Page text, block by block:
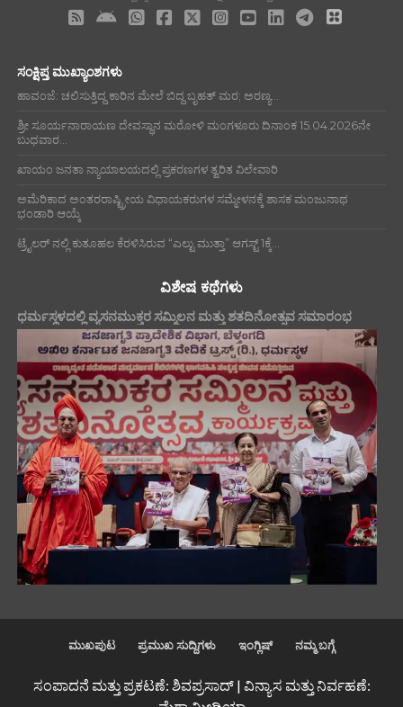
ಸಂಕ್ಷಿಪ್ತ ಮುಖ್ಯಾಂಶಗಳು
ಹಾವಂಜೆ: ಚಲಿಸುತ್ತಿದ್ದ ಕಾರಿನ ಮೇಲೆ ಬಿದ್ದ ಬೃಹತ್ ಮರ; ಅರಣ್ಯ...
ಶ್ರೀ ಸೂರ್ಯನಾರಾಯಣ ದೇವಸ್ಥಾನ ಮರೋಳಿ ಮಂಗಳೂರು ದಿನಾಂಕ 15.04.2026ನೇ
ಬುಧವಾರ...
ಖಾಯಂ ಜನತಾ ನ್ಯಾಯಾಲಯದಲ್ಲಿ ಪ್ರಕರಣಗಳ ತ್ವರಿತ ವಿಲೇವಾರಿ
ಅಮೆರಿಕಾದ ಅಂತರರಾಷ್ಟ್ರೀಯ ವಿಧಾಯಕರುಗಳ ಸಮ್ಮೇಳನಕ್ಕೆ ಶಾಸಕ ಮಂಜುನಾಥ
ಭಂಡಾರಿ ಆಯ್ಕೆ
ಟ್ರೈಲರ್ ನಲ್ಲಿ ಕುತೂಹಲ ಕೆರಳಿಸಿರುವ “ಎಲ್ಟು ಮುತ್ತಾ” ಆಗಸ್ಟ್ 1ಕ್ಕೆ...
ವಿಶೇಷ ಕಥೆಗಳು
ಧರ್ಮಸ್ಥಳದಲ್ಲಿ ವ್ಯಸನಮುಕ್ತರ ಸಮ್ಮಿಲನ ಮತ್ತು ಶತದಿನೋತ್ಸವ ಸಮಾರಂಭ
ಮುಖಪುಟ ಪ್ರಮುಖ ಸುದ್ದಿಗಳು ಇಂಗ್ಲಿಷ್ ನಮ್ಮ ಬಗ್ಗೆ
ಸಂಪಾದನೆ ಮತ್ತು ಪ್ರಕಟಣೆ: ಶಿವಪ್ರಸಾದ್ | ವಿನ್ಯಾಸ ಮತ್ತು ನಿರ್ವಹಣೆ: